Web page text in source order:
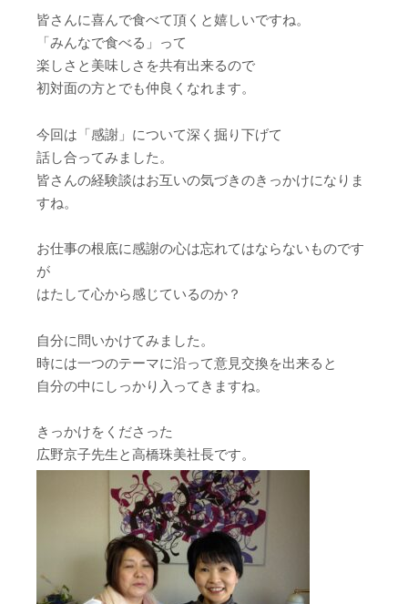
皆さんに喜んで食べて頂くと嬉しいですね。
「みんなで食べる」って
楽しさと美味しさを共有出来るので
初対面の方とでも仲良くなれます。
今回は「感謝」について深く掘り下げて
話し合ってみました。
皆さんの経験談はお互いの気づきのきっかけになりま
すね。
お仕事の根底に感謝の心は忘れてはならないものです
が
はたして心から感じているのか？
自分に問いかけてみました。
時には一つのテーマに沿って意見交換を出来ると
自分の中にしっかり入ってきますね。
きっかけをくださった
広野京子先生と高橋珠美社長です。